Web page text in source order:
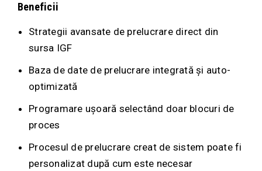
Beneficii
Strategii avansate de prelucrare direct din
sursa IGF
Baza de date de prelucrare integrată și auto-
optimizată
Programare ușoară selectând doar blocuri de
proces
Procesul de prelucrare creat de sistem poate fi
personalizat după cum este necesar